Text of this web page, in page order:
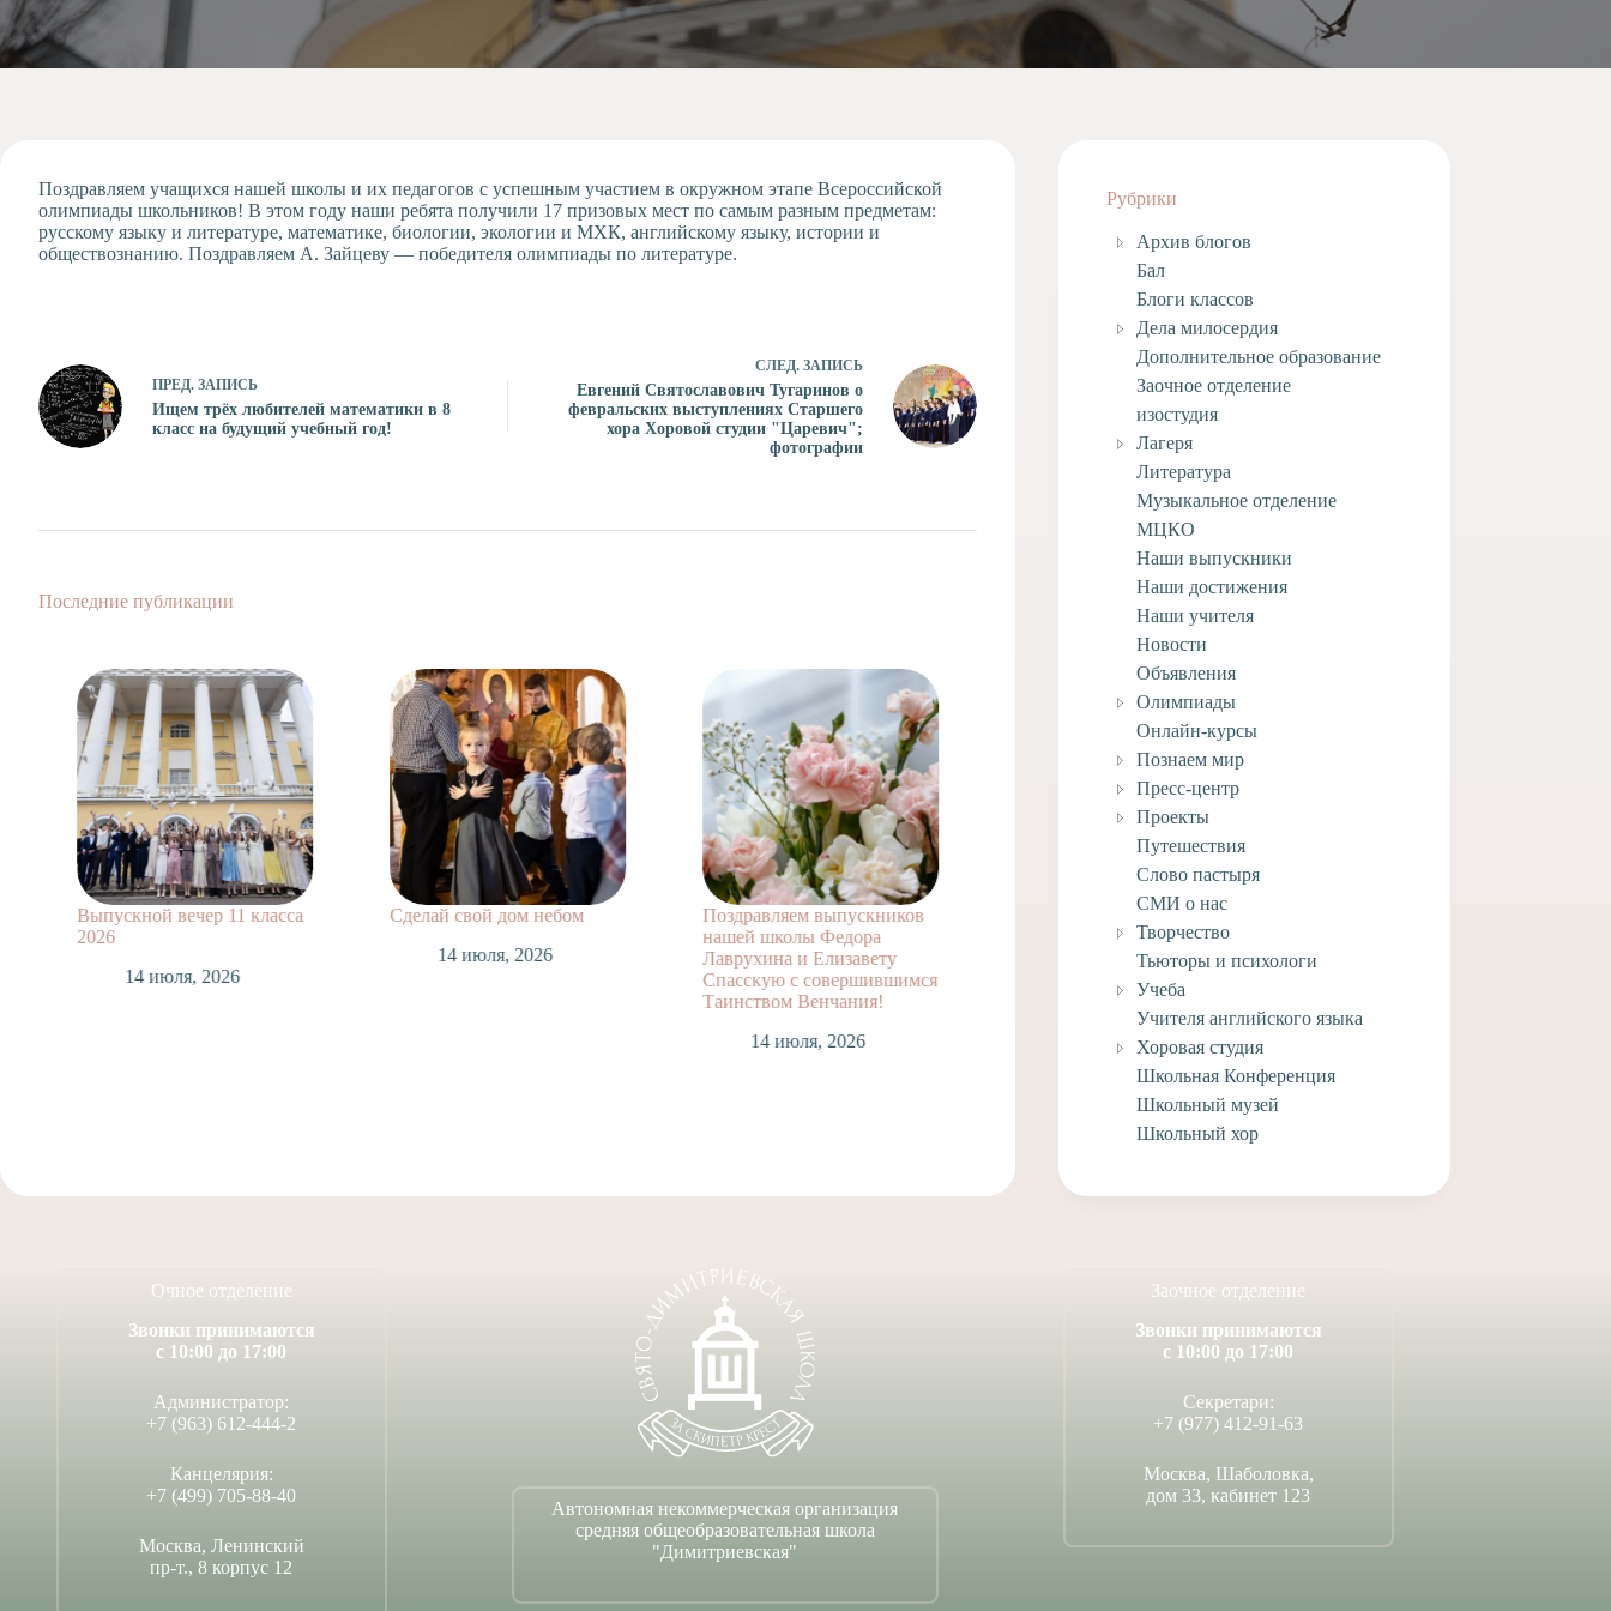
Проекты
отделение
Психологическая
Служба
Поздравляем учащихся нашей школы и их педагогов с успешным участием в окружном этапе Всероссийской
олимпиады школьников! В этом году наши ребята получили 17 призовых мест по самым разным предметам:
русскому языку и литературе, математике, биологии, экологии и МХК, английскому языку, истории и
обществознанию. Поздравляем А. Зайцеву — победителя олимпиады по литературе.
ПРЕД. ЗАПИСЬ
Ищем трёх любителей математики в 8
класс на будущий учебный год!
СЛЕД. ЗАПИСЬ
Евгений Святославович Тугаринов о
февральских выступлениях Старшего
хора Хоровой студии "Царевич";
фотографии
Последние публикации
Выпускной вечер 11 класса
2026
14 июля, 2026
Сделай свой дом небом
14 июля, 2026
Поздравляем выпускников
нашей школы Федора
Лаврухина и Елизавету
Спасскую с совершившимся
Таинством Венчания!
14 июля, 2026
Поздравляем учащегося
заочного отделения Анри
А. с творческими
достижениями!
14 июля, 2026
Рубрики
Архив блогов
Бал
Блоги классов
Дела милосердия
Дополнительное образование
Заочное отделение
изостудия
Лагеря
Литература
Музыкальное отделение
МЦКО
Наши выпускники
Наши достижения
Наши учителя
Новости
Объявления
Олимпиады
Онлайн-курсы
Познаем мир
Пресс-центр
Проекты
Путешествия
Слово пастыря
СМИ о нас
Творчество
Тьюторы и психологи
Учеба
Учителя английского языка
Хоровая студия
Школьная Конференция
Школьный музей
Школьный хор
Очное отделение
Звонки принимаются
с 10:00 до 17:00
Администратор:
+7 (963) 612-444-2
Канцелярия:
+7 (499) 705-88-40
Москва, Ленинский
пр-т., 8 корпус 12
Автономная некоммерческая организация
средняя общеобразовательная школа
"Димитриевская"
Заочное отделение
Звонки принимаются
с 10:00 до 17:00
Секретари:
+7 (977) 412-91-63
Москва, Шаболовка,
дом 33, кабинет 123